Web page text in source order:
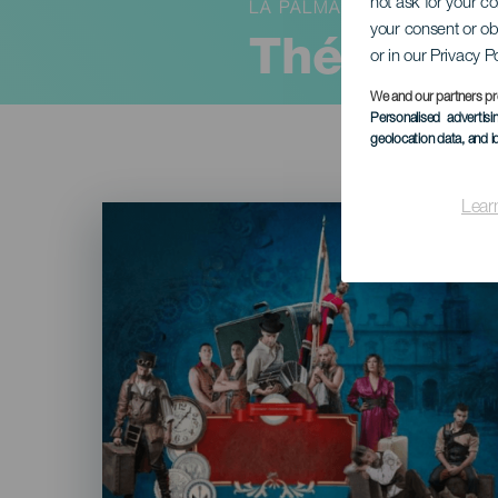
not ask for your
your consent or
or in our Privacy
We and our partners
Personalised
geolocation data, and
Théâtre
LA PALMA